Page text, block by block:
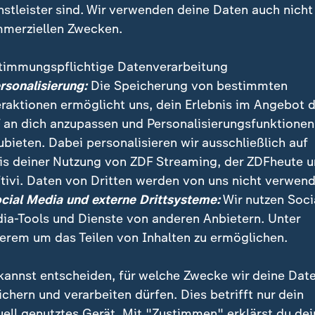
diesen Angriffen ganz klargemacht, was es von
erwartet, nämlich: klein beigeben", berichtet ZDF-
geplanten Friedensverhandlungen.
sind. Wir verwenden deine Daten auch nicht
Zwecken.
Datenverarbeitung
Die Speicherung von bestimmten
ermöglicht uns, dein Erlebnis im Angebot
an dich anzupassen und Personalisierungsfunktionen
Dabei personalisieren wir ausschließlich auf
deiner Nutzung von ZDF Streaming, der ZDFheute
Daten von Dritten werden von uns nicht
Media und externe Drittsysteme:Wir nutzen
Tools und Dienste von anderen Anbietern. Unter
um das Teilen von Inhalten zu ermöglichen.
entscheiden, für welche Zwecke wir deine
und verarbeiten dürfen. Dies betrifft nur dein